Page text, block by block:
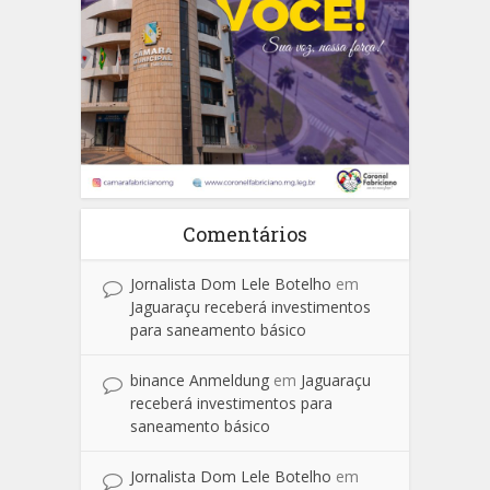
Comentários
Jornalista Dom Lele Botelho em
Jaguaraçu receberá investimentos
para saneamento básico
binance Anmeldung em Jaguaraçu
receberá investimentos para
saneamento básico
Jornalista Dom Lele Botelho em